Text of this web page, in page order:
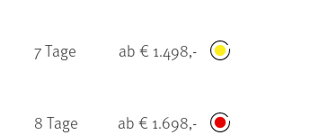
7 Tage ab € 1.498,-
8 Tage ab € 1.698,-